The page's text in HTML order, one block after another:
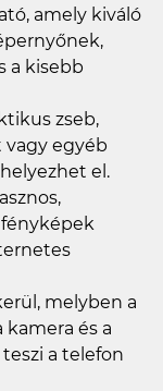
amely kiváló
a kisebb
zseb,
egyéb
el.
melyben a
és a
a telefon